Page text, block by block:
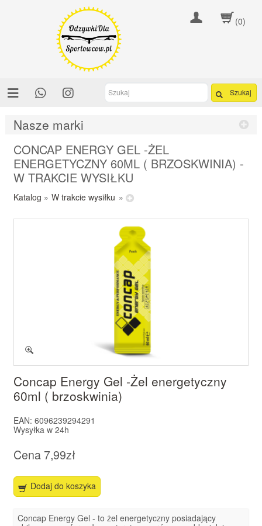
(0)
Szukaj
Nasze marki
CONCAP ENERGY GEL -ŻEL
ENERGETYCZNY 60ML ( BRZOSKWINIA) -
W TRAKCIE WYSIŁKU
Katalog » W trakcie wysiłku »
Concap Energy Gel -Żel energetyczny
60ml ( brzoskwinia)
EAN: 6096239294291
Wysyłka w 24h
Cena 7,99zł
Dodaj do koszyka
Concap Energy Gel - to żel energetyczny posiadający